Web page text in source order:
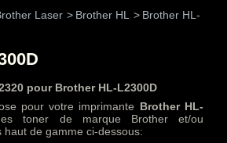
Laser > Brother HL > Brother HL-
pour Brother HL-L2300D
pour votre imprimante Brother HL-
toner de marque Brother et/ou
de gamme ci-dessous: